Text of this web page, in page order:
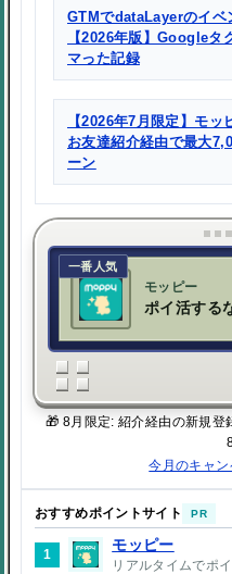
GTMでdataLayerのイベ
【2026年版】Googleタ
マった記録
【2026年7月限定】モッ
お友達紹介経由で最大
ーン
一番人気
モッピー
ポイ活する
🎁 8月限定: 紹介経由の新規
今月のキャ
おすすめポイントサイト PR
1
モッピー
リアルタイムでポ